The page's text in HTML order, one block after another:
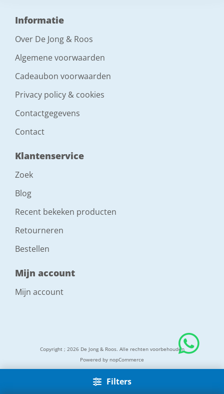
Filters
Informatie
Over De Jong & Roos
Algemene voorwaarden
Cadeaubon voorwaarden
Privacy policy & cookies
Contactgegevens
Contact
Klantenservice
Zoek
Blog
Recent bekeken producten
Retourneren
Bestellen
Mijn account
Mijn account
Copyright ; 2026 De Jong & Roos. Alle rechten voorbehouden
Powered by nopCommerce